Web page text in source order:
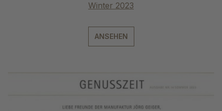
Winter 2023
ANSEHEN